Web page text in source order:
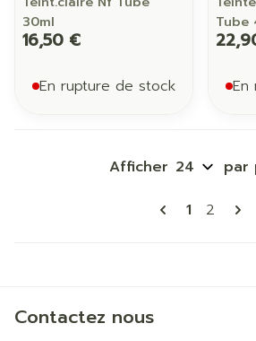
30ml
16,50 €
En rupture de stock
Tube
En
Pages
Vous
1 Page
2
Afficher par
Contactez nous